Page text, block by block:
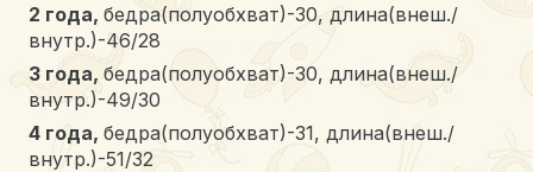
2 года, бедра(полуобхват)-30, длина(внеш./
внутр.)-46/28
3 года, бедра(полуобхват)-30, длина(внеш./
внутр.)-49/30
4 года, бедра(полуобхват)-31, длина(внеш./
внутр.)-51/32